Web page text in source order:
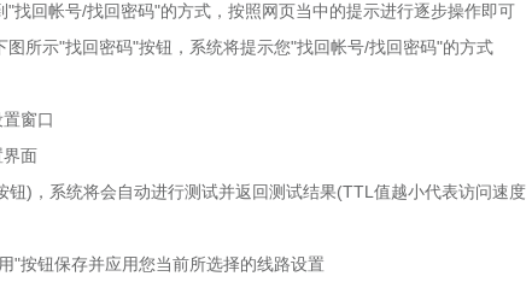
回帐号/找回密码"的方式，按照网页当中的提示进行逐步操作即可
所示"找回密码"按钮，系统将提示您"找回帐号/找回密码"的方式
窗口
面
)，系统将会自动进行测试并返回测试结果(TTL值越小代表访问速度
按钮保存并应用您当前所选择的线路设置